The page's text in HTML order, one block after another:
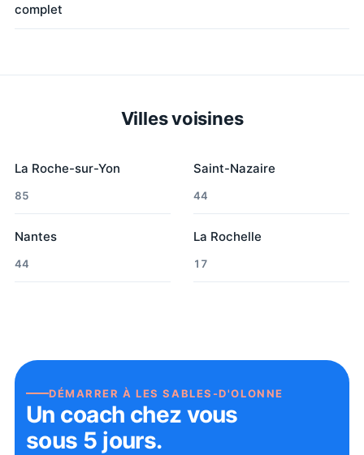
complet
Villes voisines
La Roche-sur-Yon
85
Saint-Nazaire
44
Nantes
44
La Rochelle
17
DÉMARRER ÀLES SABLES-D'OLONNE
Un coach chez vous
sous 5 jours.